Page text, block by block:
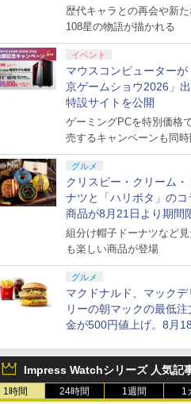
シリーズ完全新作！
歴代キャラとの再会や新た
108星の物語が描かれる
イベント
マウスコンピューターが
京ゲームショウ2026」
特設サイトを公開
ゲーミングPCを特別価格
売するキャンペーンも同時
グルメ
クリスピー・クリーム・
ナツと「ハリポタ」のコ
商品が8月21日より期間
で発売
組分け帽子ドーナツなど見
も楽しい商品が登場
グルメ
マクドナルド、マックデ
リーの朝マックの最低注
金が500円値上げ。8月18
Impress Watchシリーズ 人気記
1時間 24時間 1週間 1